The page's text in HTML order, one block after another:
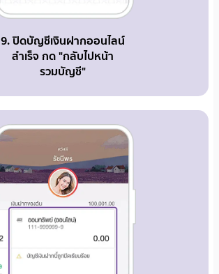
9. ปิดบัญชีเงินฝากออนไลน์
สำเร็จ กด "กลับไปหน้า
รวมบัญชี"